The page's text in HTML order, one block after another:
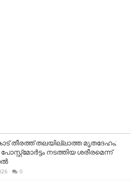
തീരത്ത് തലയില്ലാത്ത മൃതദേഹം;
നടത്തിയ ശരീരമെന്ന്
0